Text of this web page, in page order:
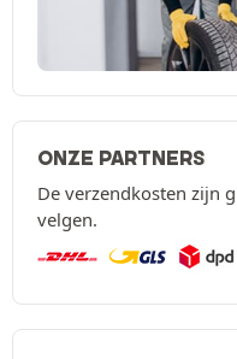
ONZE PARTNERS
De verzendkosten zijn
velgen.